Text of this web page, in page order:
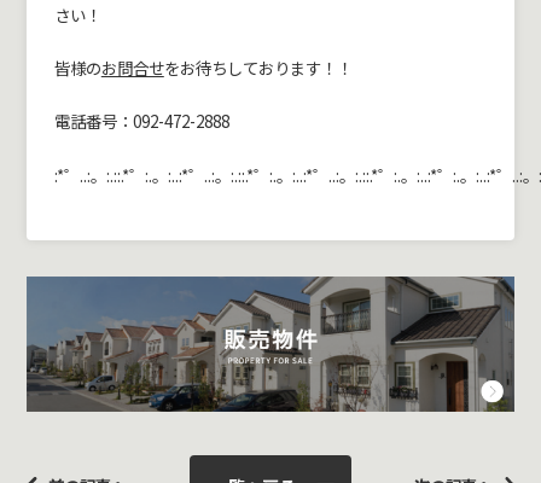
さい！
皆様のお問合せをお待ちしております！！
電話番号：092-472-2888
:*゜..:。:.::.*゜:.。:..:*゜..:。:.::.*゜:.。:..:*゜..:。:.::.*゜:.。:..:*゜:.。:..:*゜..: